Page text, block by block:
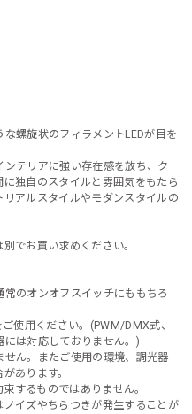
螺旋状のフィラメントLEDが目を
テリアに強い存在感を放ち、ク
独自のスタイルと雰囲気をもたら
アルスタイルやモダンスタイルの
でお買い求めください。
のオンオフスイッチにももちろ
使用ください。(PWM/DMX式、
には対応しておりません。)
せん。またご使用の環境、調光器
あります。
するものではありません。
ノイズやちらつきが発生することが